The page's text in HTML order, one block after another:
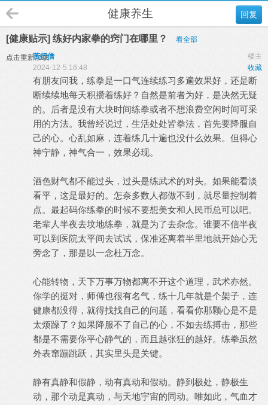
回复
健康养生
[健康贴示] 练好内家拳的窍门在哪里？ 看全部
点击重新加载 楼主
苦行僧
收藏
2024-12-5 16:48
有朋友问我，练拳是一口气连续练习多遍效果好，还是断
断续续地每天积攒着练好？自然是前者为好，是决然无疑
的。后者是没有大块时间练拳或者不想浪费空闲时间可采
用的方法。我曾经说过，生活处处皆拳法，首先要降服自
己的心。心乱如麻，连着练几十遍也没什么效果。但得心
神宁静，神气合一，效果必现。
酒色财气都不能过头，过头是练武术的对头。如果能看淡
看平，这是最好的。怎奈多数人都做不到，就尽量控制着
点。最起码你练拳的时候不要想美女和人民币总可以吧。
老辈人半夜去坟地练拳，就是为了去杂念。谁要不信半夜
可以到医院太平间去试试，保准还离着半里地就开始心无
旁念了，那是以一念杜万念。
心能转物，天下万事万物都离不开这个道理，武术亦然。
你学的挺对，师傅也很有名气，练十几年就是个架子，连
健康都没得，就得找找自己的问题，看看你那颗心是不是
太烦躁了？如果降服不了自己的心，不如去练搏击，那些
都是不需要你平心静气的，而且越张狂的越好。练拳虽然
外表窜蹦跳跃，其实里头是关键。
静有真静和假静，动有真动和假动。静到极处，静极生
动，那个动是真动，与天地宇宙的同动。唯如此，气血才